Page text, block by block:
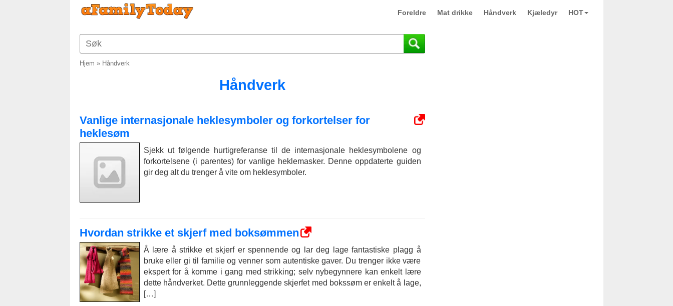
Foreldre Mat drikke Håndverk Kjæledyr HOT
Hjem » Håndverk
Håndverk
Vanlige internasjonale heklesymboler og forkortelser for
heklesøm
Sjekk ut følgende hurtigreferanse til de internasjonale heklesymbolene og
forkortelsene (i parentes) for vanlige heklemasker. Denne oppdaterte guiden
gir deg alt du trenger å vite om heklesymboler.
Hvordan strikke et skjerf med boksømmen
Å lære å strikke et skjerf er spennende og lar deg lage fantastiske plagg å
bruke eller gi til familie og venner som autentiske gaver. Du trenger ikke være
ekspert for å komme i gang med strikking; selv nybegynnere kan enkelt lære
dette håndverket. Dette grunnleggende skjerfet med bokssøm er enkelt å lage,
[…]